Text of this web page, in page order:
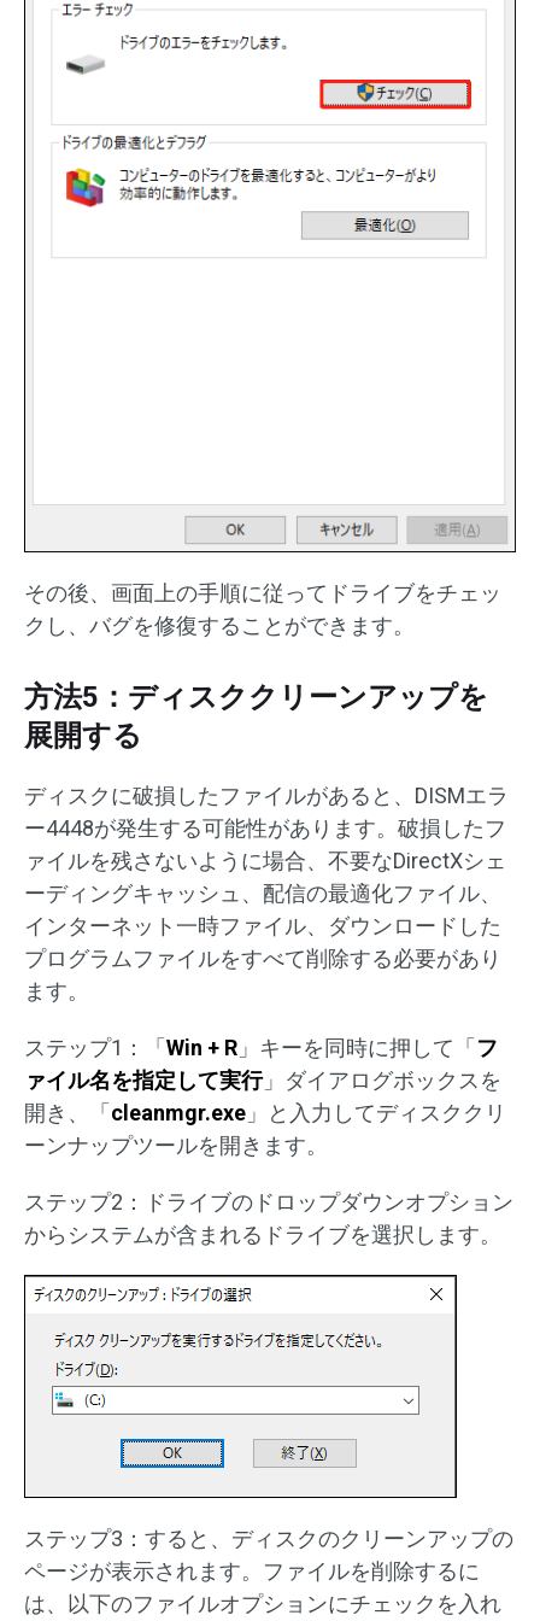
その後、画面上の手順に従ってドライブをチェッ
クし、バグを修復することができます。
方法5：ディスククリーンアップを
展開する
ディスクに破損したファイルがあると、DISMエラ
ー4448が発生する可能性があります。破損したフ
ァイルを残さないように場合、不要なDirectXシェ
ーディングキャッシュ、配信の最適化ファイル、
インターネット一時ファイル、ダウンロードした
プログラムファイルをすべて削除する必要があり
ます。
ステップ1：「Win + R 」キーを同時に押して「フ
ァイル名を指定して実行」ダイアログボックスを
開き、「cleanmgr.exe 」と入力してディスククリ
ーンナップツールを開きます。
ステップ2：ドライブのドロップダウンオプション
からシステムが含まれるドライブを選択します。
ステップ3：すると、ディスクのクリーンアップの
ページが表示されます。ファイルを削除するに
は、以下のファイルオプションにチェックを入れ